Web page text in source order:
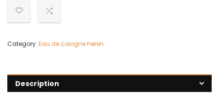
Category: Eau de cologne heren
Description